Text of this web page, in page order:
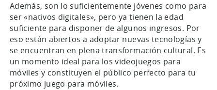
Además, son lo suficientemente jóvenes como para
ser «nativos digitales», pero ya tienen la edad
suficiente para disponer de algunos ingresos. Por
eso están abiertos a adoptar nuevas tecnologías y
se encuentran en plena transformación cultural. Es
un momento ideal para los videojuegos para
móviles y constituyen el público perfecto para tu
próximo juego para móviles.